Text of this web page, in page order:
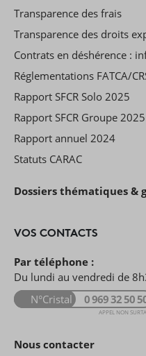
Transparence des frais
Transparence des droits
Contrats en déshérence :
Réglementations FATCA/
Rapport SFCR Solo 2025
Rapport SFCR Groupe 2025
Rapport annuel 2024
Statuts CARAC
Dossiers thématiques &
VOS CONTACTS
Par téléphone :
Du lundi au vendredi de
N°Cristal
0 969 32 50
APPEL NON
Nous contacter